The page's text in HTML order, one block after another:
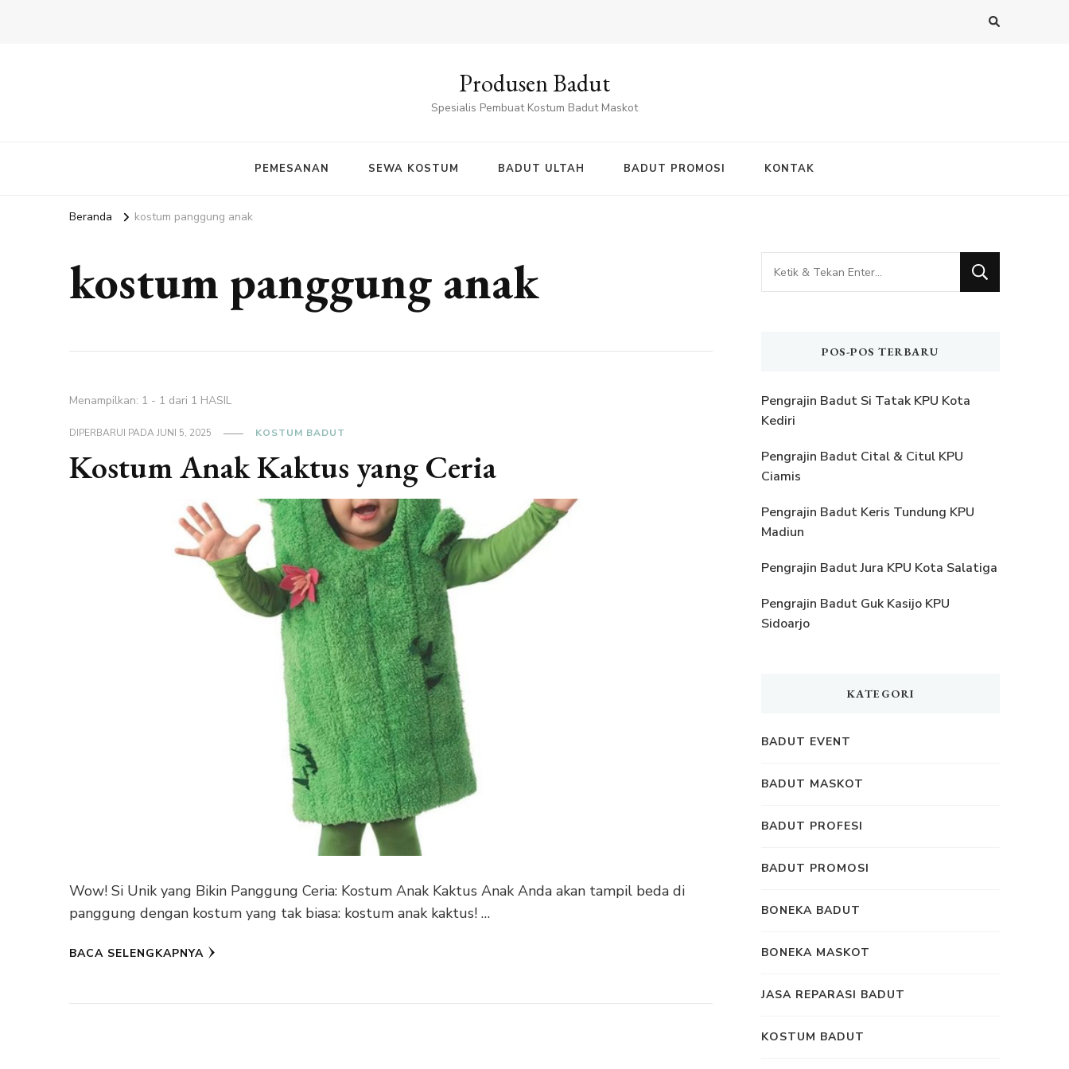
Produsen Badut
Spesialis Pembuat Kostum Badut Maskot
PEMESANAN SEWA KOSTUM BADUT ULTAH BADUT PROMOSI KONTAK
Beranda kostum panggung anak
kostum panggung anak
Menampilkan: 1 - 1 dari 1 HASIL
DIPERBARUI PADAJUNI 5, 2025 KOSTUM BADUT
Kostum Anak Kaktus yang Ceria
Wow! Si Unik yang Bikin Panggung Ceria: Kostum Anak Kaktus Anak Anda akan tampil beda di
panggung dengan kostum yang tak biasa: kostum anak kaktus! …
BACA SELENGKAPNYA
Mencari
Sesuatu?
POS-POS TERBARU
Pengrajin Badut Si Tatak KPU Kota
Kediri
Pengrajin Badut Cital & Citul KPU
Ciamis
Pengrajin Badut Keris Tundung KPU
Madiun
Pengrajin Badut Jura KPU Kota Salatiga
Pengrajin Badut Guk Kasijo KPU
Sidoarjo
KATEGORI
BADUT EVENT
BADUT MASKOT
BADUT PROFESI
BADUT PROMOSI
BONEKA BADUT
BONEKA MASKOT
JASA REPARASI BADUT
KOSTUM BADUT